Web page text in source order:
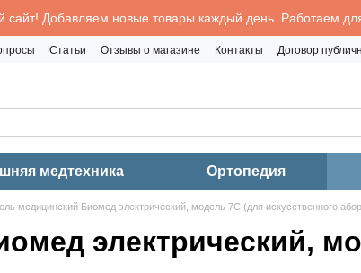
сайт! Добавляем новые товары каждый день. Работаем
Статьи Отзывы о магазине Контакты
Договор
медтехника Ортопедия
медицинский Биомед электрический, модель 7С (для искусственного
электрический,